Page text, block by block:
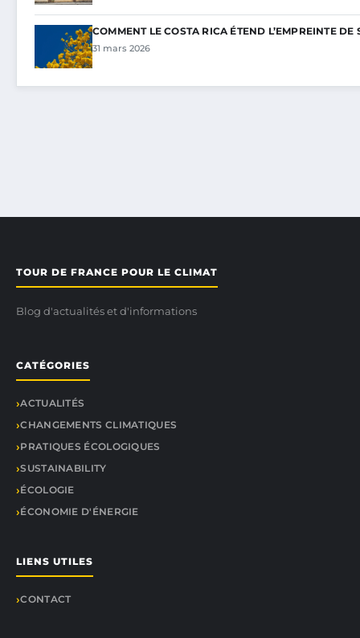
COMMENT LE COSTA RICA ÉTEND L’EMPREINTE DE
31 mars 2026
TOUR DE FRANCE POUR LE CLIMAT
Blog d'actualités et d'informations
CATÉGORIES
ACTUALITÉS
CHANGEMENTS CLIMATIQUES
PRATIQUES ÉCOLOGIQUES
SUSTAINABILITY
ÉCOLOGIE
ÉCONOMIE D'ÉNERGIE
LIENS UTILES
CONTACT